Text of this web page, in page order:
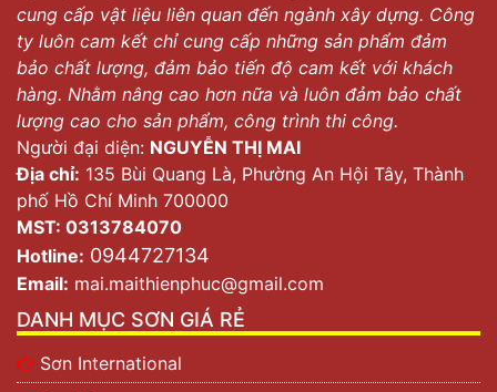
cung cấp vật liệu liên quan đến ngành xây dựng. Công
ty luôn cam kết chỉ cung cấp những sản phẩm đảm
bảo chất lượng, đảm bảo tiến độ cam kết với khách
hàng. Nhằm nâng cao hơn nữa và luôn đảm bảo chất
lượng cao cho sản phẩm, công trình thi công.
Người đại diện: NGUYỄN THỊ MAI
Địa chỉ: 135 Bùi Quang Là, Phường An Hội Tây, Thành
phố Hồ Chí Minh 700000
MST: 0313784070
Hotline: 0944727134
Email: mai.maithienphuc@gmail.com
DANH MỤC SƠN GIÁ RẺ
Sơn International